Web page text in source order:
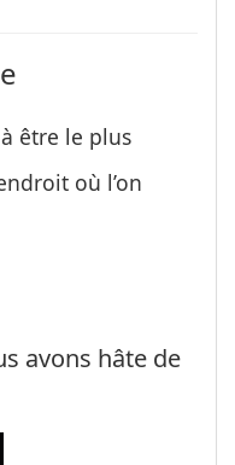
être le plus
où l’on
avons hâte de